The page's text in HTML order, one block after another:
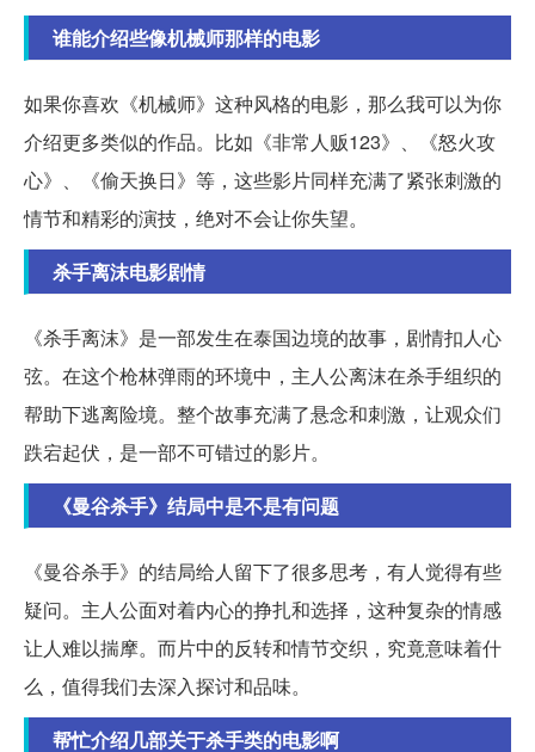
谁能介绍些像机械师那样的电影
如果你喜欢《机械师》这种风格的电影，那么我可以为你
介绍更多类似的作品。比如《非常人贩123》、《怒火攻
心》、《偷天换日》等，这些影片同样充满了紧张刺激的
情节和精彩的演技，绝对不会让你失望。
杀手离沫电影剧情
《杀手离沫》是一部发生在泰国边境的故事，剧情扣人心
弦。在这个枪林弹雨的环境中，主人公离沫在杀手组织的
帮助下逃离险境。整个故事充满了悬念和刺激，让观众们
跌宕起伏，是一部不可错过的影片。
《曼谷杀手》结局中是不是有问题
《曼谷杀手》的结局给人留下了很多思考，有人觉得有些
疑问。主人公面对着内心的挣扎和选择，这种复杂的情感
让人难以揣摩。而片中的反转和情节交织，究竟意味着什
么，值得我们去深入探讨和品味。
帮忙介绍几部关于杀手类的电影啊